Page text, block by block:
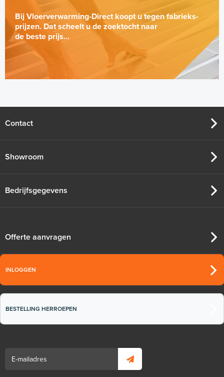
Bij Vloerverwarming-Direct koopt u tegen fabrieks-
prijzen. Dat scheelt u de zoektocht naar
de beste prijs...
Contact
Showroom
Bedrijfsgegevens
Offerte aanvragen
INLOGGEN
BESTELLING HERROEPEN